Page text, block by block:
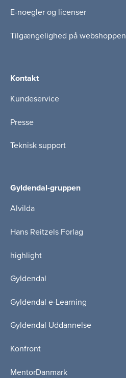
E-noegler og licenser
Tilgængelighed på webshoppen
Kontakt
Kundeservice
Presse
Teknisk support
Gyldendal-gruppen
Alvilda
Hans Reitzels Forlag
highlight
Gyldendal
Gyldendal e-Learning
Gyldendal Uddannelse
Konfront
MentorDanmark